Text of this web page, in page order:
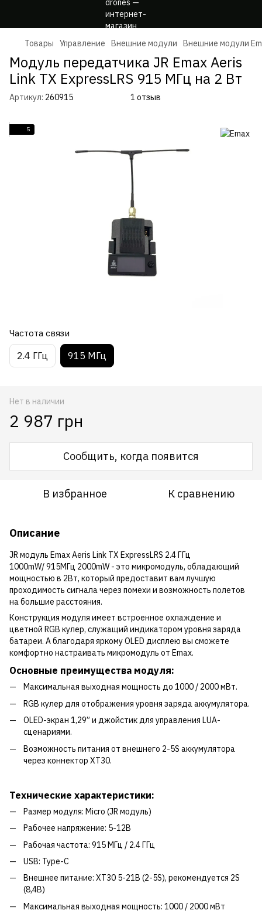
Товары Управление Внешние модули Внешние модули
Модуль передатчика JR Emax Aeris
Link TX ExpressLRS 915 МГц на 2 Вт
Артикул: 260915 1 отзыв
5
Частота связи
2.4 ГГц 915 МГц
Нет в наличии
2 987 грн
Сообщить, когда появится
В избранное К сравнению
Описание
JR модуль Emax Aeris Link TX ExpressLRS 2.4 ГГц
1000mW/ 915МГц 2000mW - это микромодуль, обладающий
мощностью в 2Вт, который предоставит вам лучшую
проходимость сигнала через помехи и возможность полетов
на большие расстояния.
Конструкция модуля имеет встроенное охлаждение и
цветной RGB кулер, служащий индикатором уровня заряда
батареи. А благодаря яркому OLED дисплею вы сможете
комфортно настраивать микромодуль от Emax.
Основные преимущества модуля:
Максимальная выходная мощность до 1000 / 2000 мВт.
RGB кулер для отображения уровня заряда аккумулятора.
OLED-экран 1,29” и джойстик для управления LUA-
сценариями.
Возможность питания от внешнего 2-5S аккумулятора
через коннектор XT30.
Технические характеристики:
Размер модуля: Micro (JR модуль)
Рабочее напряжение: 5-12В
Рабочая частота: 915 МГц / 2.4 ГГц
USB: Type-C
Внешнее питание: XT30 5-21В (2-5S), рекомендуется 2S
(8,4В)
Максимальная выходная мощность: 1000 / 2000 мВт